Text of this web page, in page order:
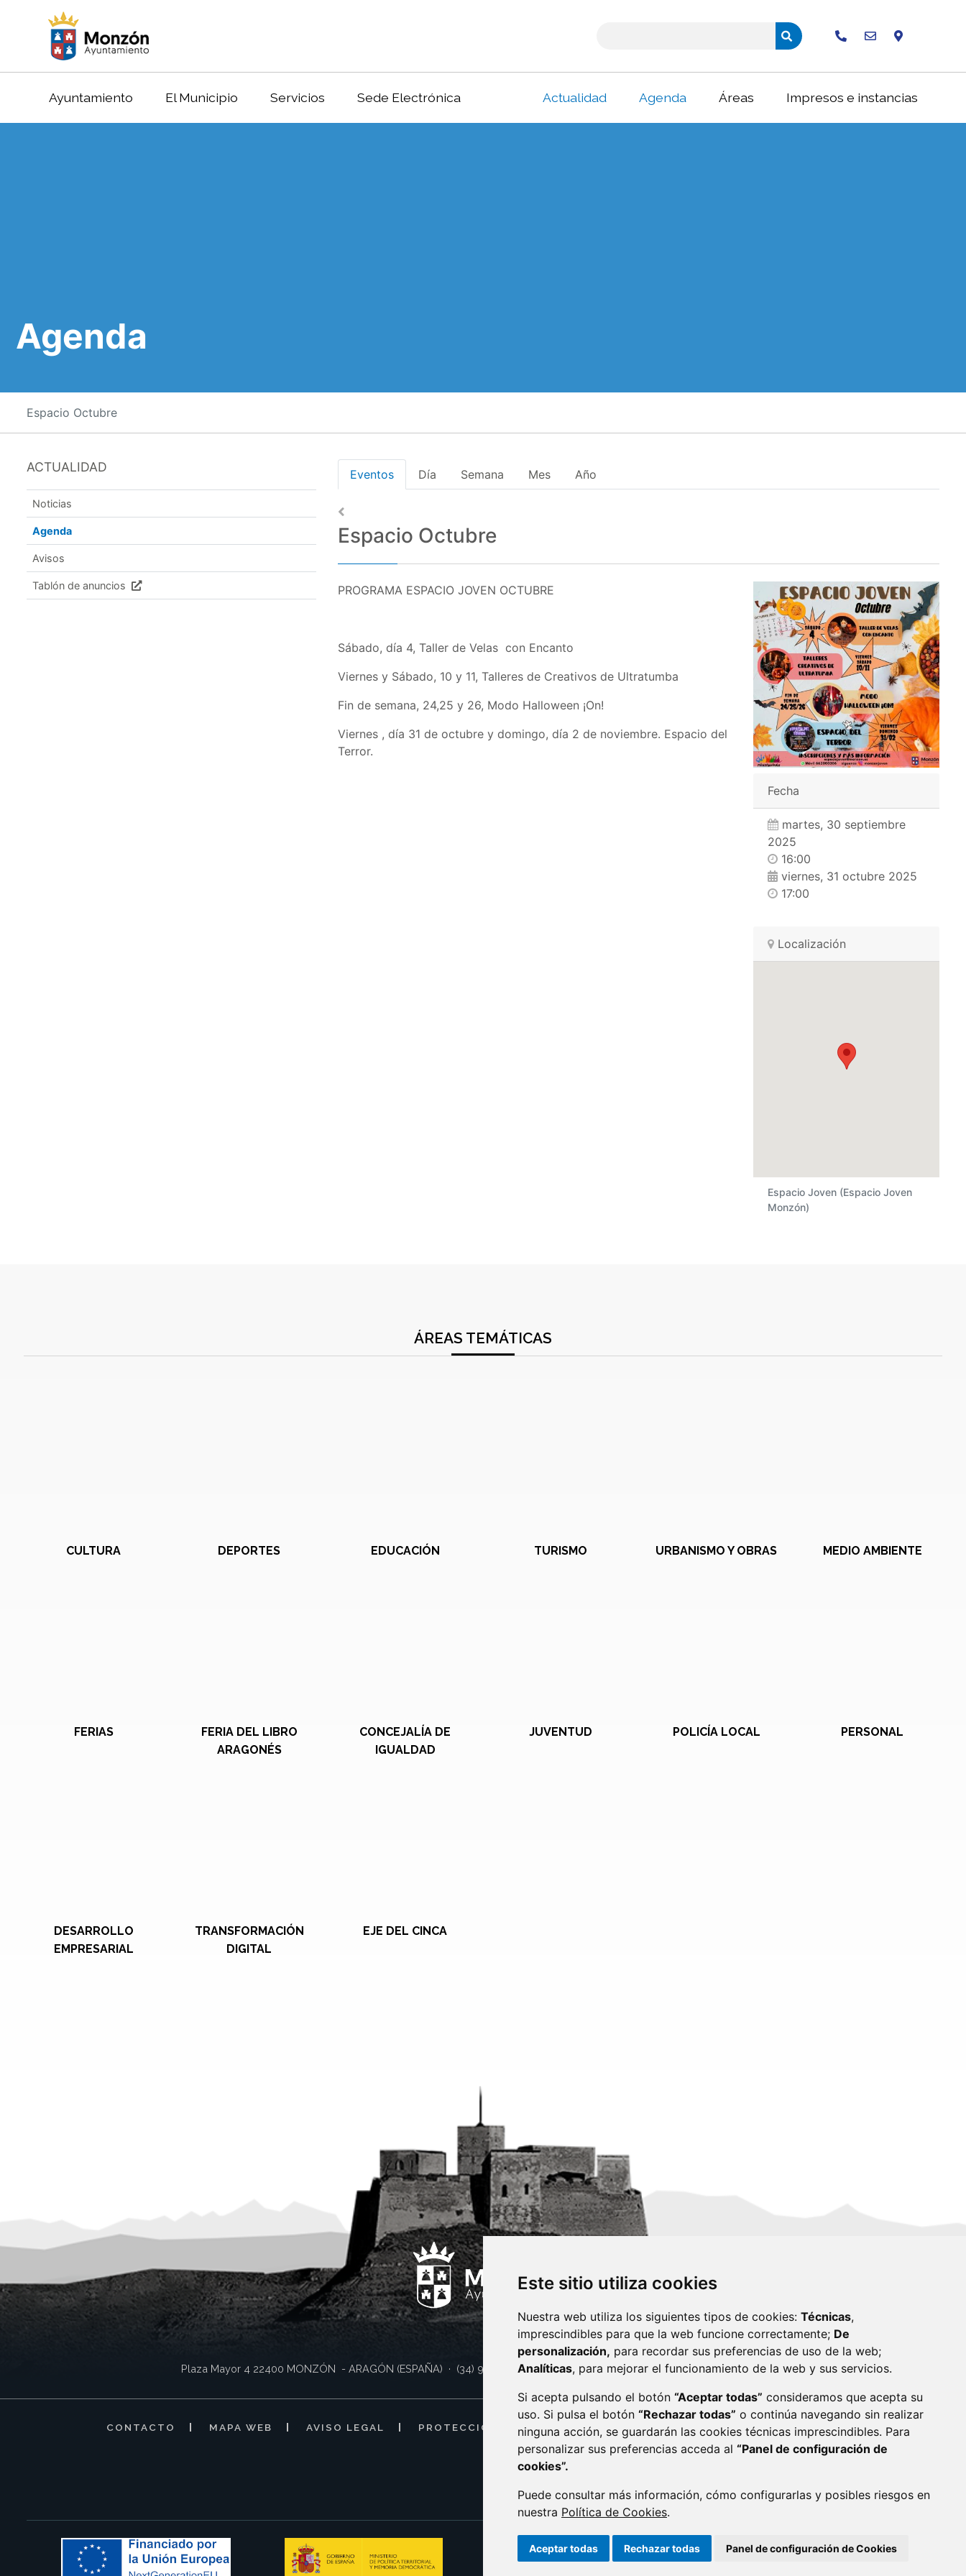
Este sitio utiliza cookies
Nuestra web utiliza los siguientes tipos de cookies: Técnicas,
imprescindibles para que la web funcione correctamente; De
personalización, para recordar sus preferencias de uso de la web;
Analíticas, para mejorar el funcionamiento de la web y sus servicios.
Si acepta pulsando el botón “Aceptar todas” consideramos que acepta su
uso. Si pulsa el botón “Rechazar todas” o continúa navegando sin realizar
ninguna acción, se guardarán las cookies técnicas imprescindibles. Para
personalizar sus preferencias acceda al “Panel de configuración de
cookies”.
Puede consultar más información, cómo configurarlas y posibles riesgos en
nuestra Política de Cookies.
Aceptar todas Rechazar todas Panel de configuración de Cookies
Ayuntamiento El Municipio Servicios Sede Electrónica Actualidad Agenda Áreas Impresos e instancias
Agenda
Espacio Octubre
ACTUALIDAD
Noticias
Agenda
Avisos
Tablón de anuncios
Eventos Día Semana Mes Año
Espacio Octubre
PROGRAMA ESPACIO JOVEN OCTUBRE
Sábado, día 4, Taller de Velas con Encanto
Viernes y Sábado, 10 y 11, Talleres de Creativos de Ultratumba
Fin de semana, 24,25 y 26, Modo Halloween ¡On!
Viernes , día 31 de octubre y domingo, día 2 de noviembre. Espacio del
Terror.
Fecha
martes, 30 septiembre
2025
16:00
viernes, 31 octubre 2025
17:00
Localización
Espacio Joven (Espacio Joven
Monzón)
ÁREAS TEMÁTICAS
CULTURA DEPORTES EDUCACIÓN TURISMO URBANISMO Y OBRAS MEDIO AMBIENTE
FERIAS
FERIA DEL LIBRO
ARAGONÉS
CONCEJALÍA DE
IGUALDAD
JUVENTUD POLICÍA LOCAL PERSONAL
DESARROLLO
EMPRESARIAL
TRANSFORMACIÓN
DIGITAL
EJE DEL CINCA
Plaza Mayor 4 22400 MONZÓN - ARAGÓN (ESPAÑA) · (34) 974 400 700 ·sac@monzon.es monzon.es
CONTACTO MAPA WEB AVISO LEGAL PROTECCIÓN DE DATOS POLÍTICA DE COOKIES
ACCESIBILIDAD